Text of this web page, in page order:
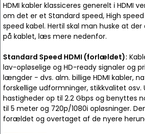
HDMI kabler klassiceres generelt i HDMI
om det er et Standard speed, High speed
speed kabel. Hertil skal man huske at
på kablet, læs mere nedenfor.
Standard Speed HDMI (forlældet):
lav-opløselige og HD-ready signaler og
længder - dvs. alm. billige HDMI kabler,
forskellige udformninger, stikkvalitet osv.
hastigheder op til 2.2 Gbps og benyttes
til 5 meter og 720p/1080i opløsninger.
forældet og overtaget af de nyere